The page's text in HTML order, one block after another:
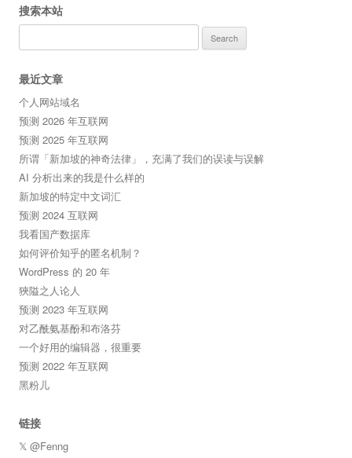
搜索本站
for:
最近文章
个人网站域名
预测 2026 年互联网
预测 2025 年互联网
所谓「新加坡的神奇法律」，充满了我们的误读与误解
AI 分析出来的我是什么样的
新加坡的特定中文词汇
预测 2024 互联网
我看国产数据库
如何评价知乎的匿名机制？
WordPress 的 20 年
狹隘之人论人
预测 2023 年互联网
对乙酰氨基酚和布洛芬
一个好用的编辑器，很重要
预测 2022 年互联网
黑粉儿
链接
𝕏 @Fenng